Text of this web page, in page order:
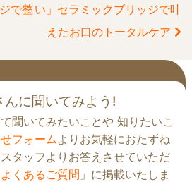
で整い」セラミックブリッジで叶
えたお口のトータルケア
んに聞いてみよう!
聞いてみたいことや 知りたいこ
フォーム よりお気軽におたずね
タッフよりお答えさせていただ
よくあるご質問 」に掲載いたしま